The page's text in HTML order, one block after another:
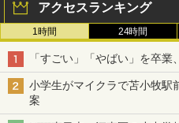
アクセスランキング
1時間 24時間
「すごい」「やばい」を卒
小学生がマイクラで苫小牧駅
案